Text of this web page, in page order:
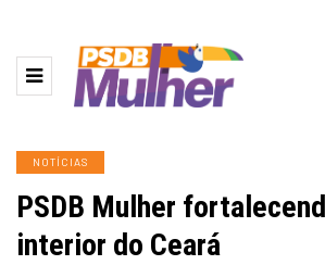
NOTÍCIAS
PSDB Mulher
interior do Ceará